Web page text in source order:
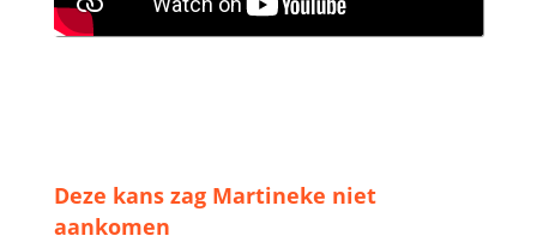
Deze kans zag Martineke niet
aankomen